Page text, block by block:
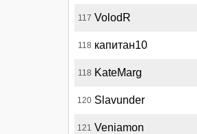
117 VolodR
118 капитан10
118 KateMarg
120 Slavunder
121 Veniamon